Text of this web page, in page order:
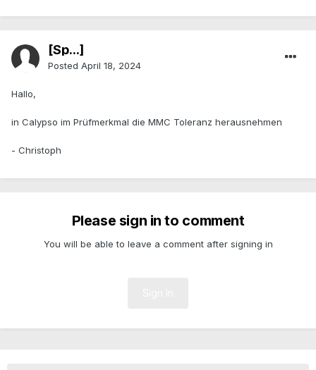
[Sp...]
Posted April 18, 2024
Hallo,
in Calypso im Prüfmerkmal die MMC Toleranz herausnehmen
- Christoph
Please sign in to comment
You will be able to leave a comment after signing in